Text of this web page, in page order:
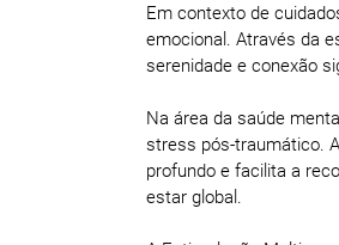
Em contexto de
emocional. Através da
serenidade e conexão
Na área da saúde
stress pós-traumático.
profundo e facilita a
estar global.